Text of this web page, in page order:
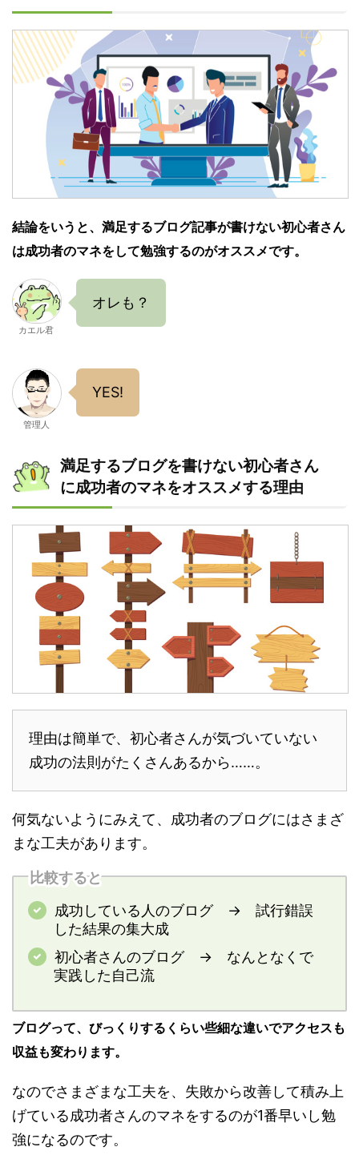
結論をいうと、満足するブログ記事が書けない初心者さん
は成功者のマネをして勉強するのがオススメです。
カエル君
オレも？
管理人
YES!
満足するブログを書けない初心者さん
に成功者のマネをオススメする理由
理由は簡単で、初心者さんが気づいていない
成功の法則がたくさんあるから……。
何気ないようにみえて、成功者のブログにはさまざ
まな工夫があります。
比較すると
成功している人のブログ → 試行錯誤
した結果の集大成
初心者さんのブログ → なんとなくで
実践した自己流
ブログって、びっくりするくらい些細な違いでアクセスも
収益も変わります。
なのでさまざまな工夫を、失敗から改善して積み上
げている成功者さんのマネをするのが1番早いし勉
強になるのです。